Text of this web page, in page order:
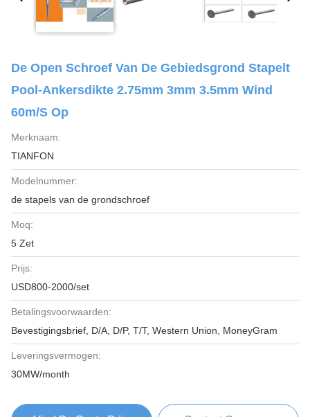
De Open Schroef Van De Gebiedsgrond Stapelt
Pool-Ankersdikte 2.75mm 3mm 3.5mm Wind
60m/S Op
Merknaam:
TIANFON
Modelnummer:
de stapels van de grondschroef
Moq:
5 Zet
Prijs:
USD800-2000/set
Betalingsvoorwaarden:
Bevestigingsbrief, D/A, D/P, T/T, Western Union, MoneyGram
Leveringsvermogen:
30MW/month